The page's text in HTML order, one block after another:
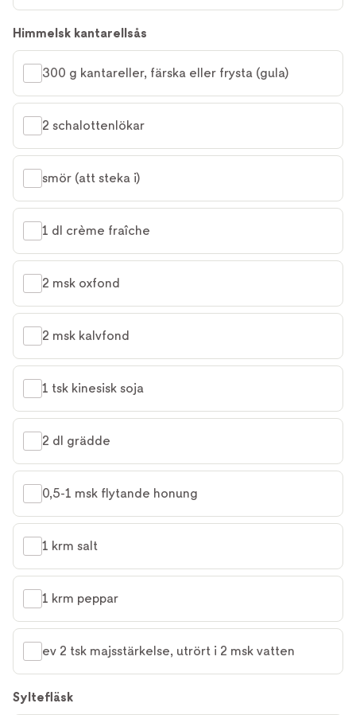
Himmelsk kantarellsås
300 g kantareller, färska eller frysta (gula)
2 schalottenlökar
smör (att steka i)
1 dl crème fraîche
2 msk oxfond
2 msk kalvfond
1 tsk kinesisk soja
2 dl grädde
0,5-1 msk flytande honung
1 krm salt
1 krm peppar
ev 2 tsk majsstärkelse, utrört i 2 msk vatten
Syltefläsk